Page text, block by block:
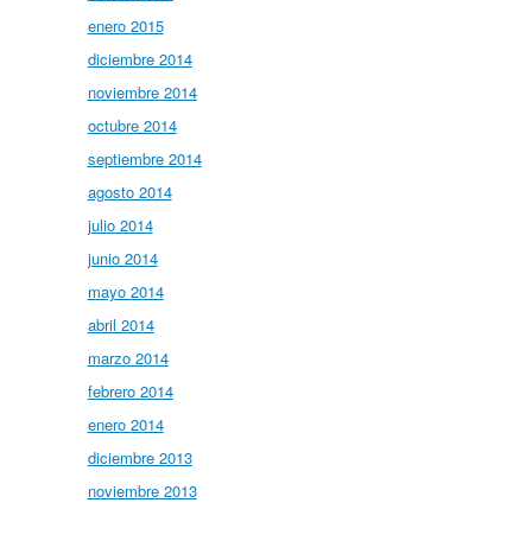
enero 2015
diciembre 2014
noviembre 2014
octubre 2014
septiembre 2014
agosto 2014
julio 2014
junio 2014
mayo 2014
abril 2014
marzo 2014
febrero 2014
enero 2014
diciembre 2013
noviembre 2013